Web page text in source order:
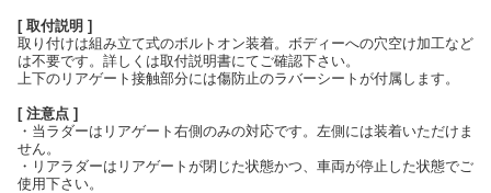
[ 取付説明 ]
取り付けは組み立て式のボルトオン装着。ボディーへの穴空け加工など
は不要です。詳しくは取付説明書にてご確認下さい。
上下のリアゲート接触部分には傷防止のラバーシートが付属します。
[ 注意点 ]
・当ラダーはリアゲート右側のみの対応です。左側には装着いただけま
せん。
・リアラダーはリアゲートが閉じた状態かつ、車両が停止した状態でご
使用下さい。